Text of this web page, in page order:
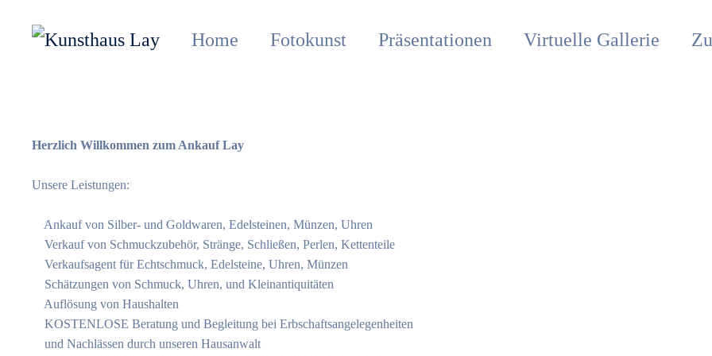
Home Fotokunst Präsentationen Virtuelle Gallerie
Herzlich Willkommen zum Ankauf Lay
Unsere Leistungen:
Ankauf von Silber- und Goldwaren, Edelsteinen, Münzen, Uhren
Verkauf von Schmuckzubehör, Stränge, Schließen, Perlen, Kettenteile
Verkaufsagent für Echtschmuck, Edelsteine, Uhren, Münzen
Schätzungen von Schmuck, Uhren, und Kleinantiquitäten
Auflösung von Haushalten
KOSTENLOSE Beratung und Begleitung bei Erbschaftsangelegenheiten
und Nachlässen durch unseren Hausanwalt